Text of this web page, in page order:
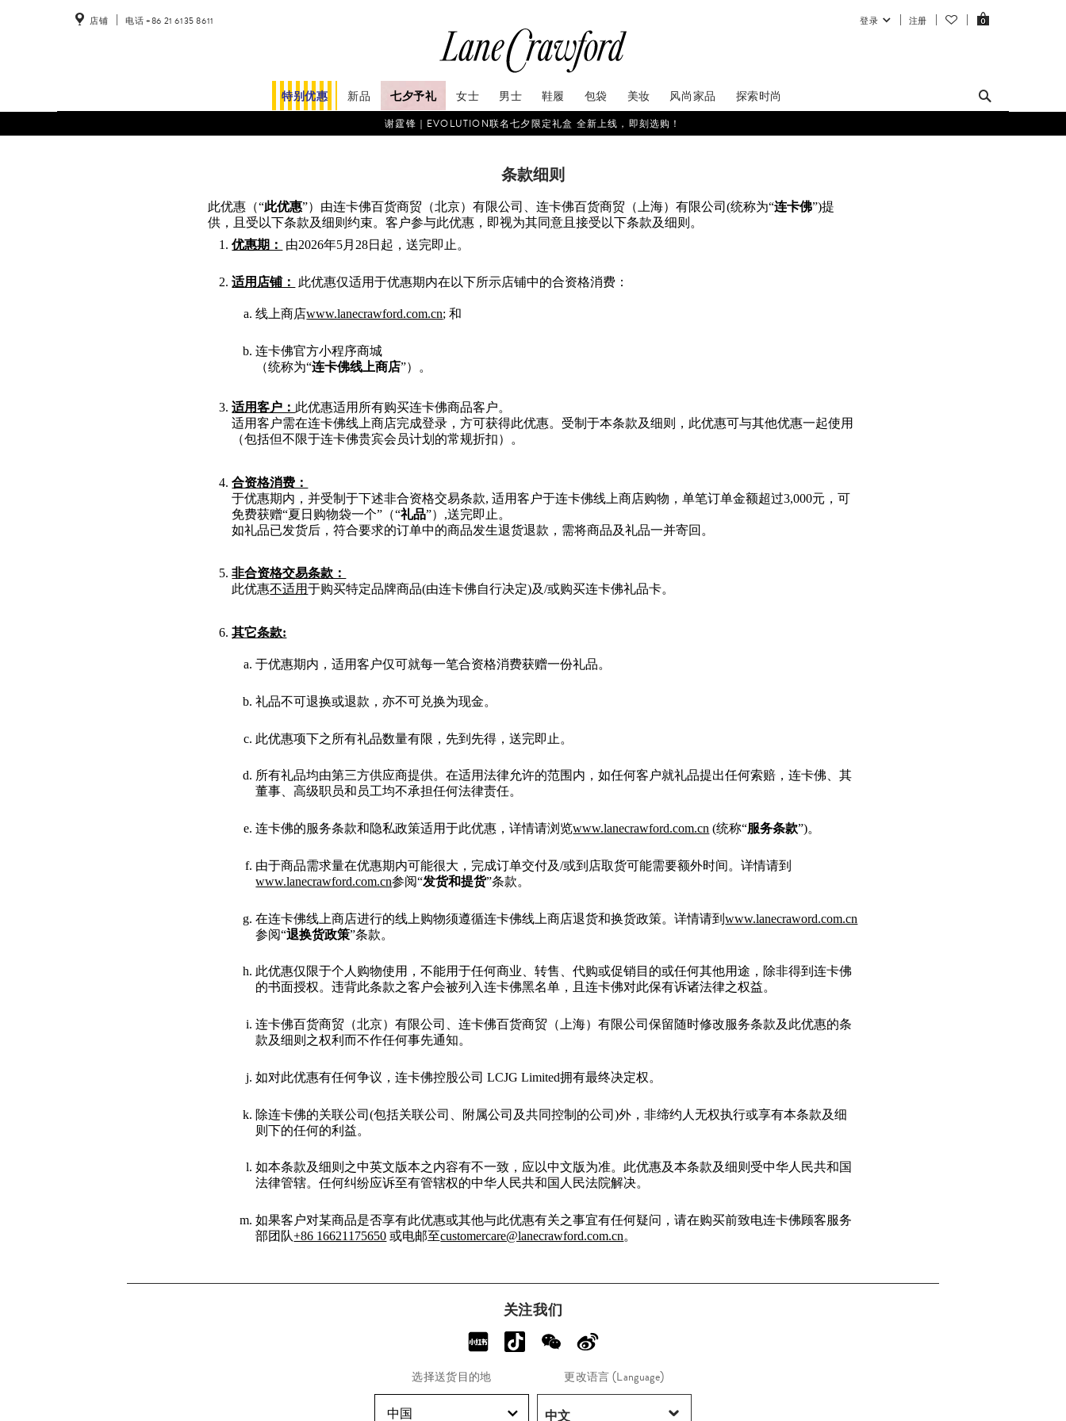
登录 注册 0
店铺 电话 +86 21 6135 8611
特别优惠 新品 七夕予礼 女士 男士 鞋履 包袋 美妆 风尚家品 探索时尚
谢霆锋｜EVOLUTION联名七夕限定礼盒 全新上线，即刻选购！
条款细则
此优惠（“此优惠”）由连卡佛百货商贸（北京）有限公司、连卡佛百货商贸（上海）有限公司(统称为“连卡佛”)提
供，且受以下条款及细则约束。客户参与此优惠，即视为其同意且接受以下条款及细则。
优惠期：
由2026年5月28日起，送完即止。
适用店铺： 此优惠仅适用于优惠期内在以下所示店铺中的合资格消费：
线上商店www.lanecrawford.com.cn; 和
连卡佛官方小程序商城
（统称为“连卡佛线上商店”）。
适用客户： 此优惠适用所有购买连卡佛商品客户。
适用客户需在连卡佛线上商店完成登录，方可获得此优惠。受制于本条款及细则，此优惠可与其他优惠一起使用
（包括但不限于连卡佛贵宾会员计划的常规折扣）。
合资格消费：
于优惠期内，并受制于下述非合资格交易条款, 适用客户于连卡佛线上商店购物，单笔订单金额超过3,000元，可
免费获赠“夏日购物袋一个”（“礼品”）,送完即止。
如礼品已发货后，符合要求的订单中的商品发生退货退款，需将商品及礼品一并寄回。
非合资格交易条款：
此优惠不适用于购买特定品牌商品(由连卡佛自行决定)及/或购买连卡佛礼品卡。
其它条款:
于优惠期内，适用客户仅可就每一笔合资格消费获赠一份礼品。
礼品不可退换或退款，亦不可兑换为现金。
此优惠项下之所有礼品数量有限，先到先得，送完即止。
所有礼品均由第三方供应商提供。在适用法律允许的范围内，如任何客户就礼品提出任何索赔，连卡佛、其
董事、高级职员和员工均不承担任何法律责任。
连卡佛的服务条款和隐私政策适用于此优惠，详情请浏览www.lanecrawford.com.cn (统称“服务条款”)。
由于商品需求量在优惠期内可能很大，完成订单交付及/或到店取货可能需要额外时间。详情请到
www.lanecrawford.com.cn参阅“发货和提货”条款。
在连卡佛线上商店进行的线上购物须遵循连卡佛线上商店退货和换货政策。详情请到www.lanecraword.com.cn
参阅“退换货政策”条款。
此优惠仅限于个人购物使用，不能用于任何商业、转售、代购或促销目的或任何其他用途，除非得到连卡佛
的书面授权。违背此条款之客户会被列入连卡佛黑名单，且连卡佛对此保有诉诸法律之权益。
连卡佛百货商贸（北京）有限公司、连卡佛百货商贸（上海）有限公司保留随时修改服务条款及此优惠的条
款及细则之权利而不作任何事先通知。
如对此优惠有任何争议，连卡佛控股公司 LCJG Limited拥有最终决定权。
除连卡佛的关联公司(包括关联公司、附属公司及共同控制的公司)外，非缔约人无权执行或享有本条款及细
则下的任何的利益。
如本条款及细则之中英文版本之内容有不一致，应以中文版为准。此优惠及本条款及细则受中华人民共和国
法律管辖。任何纠纷应诉至有管辖权的中华人民共和国人民法院解决。
如果客户对某商品是否享有此优惠或其他与此优惠有关之事宜有任何疑问，请在购买前致电连卡佛顾客服务
部团队+86 16621175650 或电邮至customercare@lanecrawford.com.cn。
关注我们
选择送货目的地
中国
更改语言 (Language)